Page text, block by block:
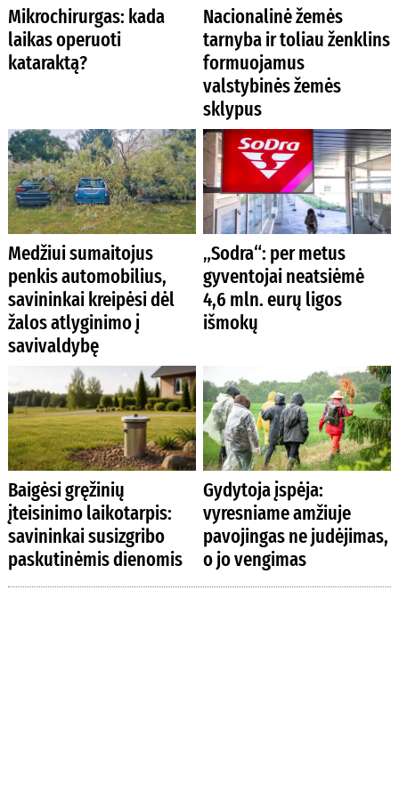
Mikrochirurgas: kada
laikas operuoti
kataraktą?
Nacionalinė žemės
tarnyba ir toliau ženklins
formuojamus
valstybinės žemės
sklypus
Medžiui sumaitojus
penkis automobilius,
savininkai kreipėsi dėl
žalos atlyginimo į
savivaldybę
„Sodra“: per metus
gyventojai neatsiėmė
4,6 mln. eurų ligos
išmokų
Baigėsi gręžinių
įteisinimo laikotarpis:
savininkai susizgribo
paskutinėmis dienomis
Gydytoja įspėja:
vyresniame amžiuje
pavojingas ne judėjimas,
o jo vengimas